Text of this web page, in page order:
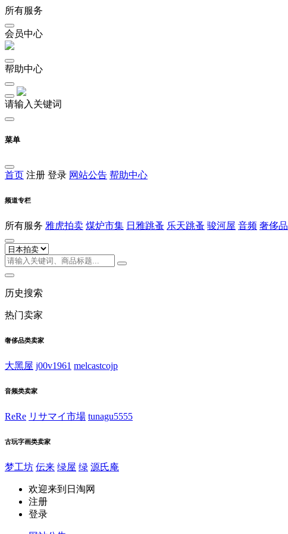
所有服务
会员中心
帮助中心
请输入关键词
菜单
首页 注册 登录 网站公告 帮助中心
频道专栏
所有服务 雅虎拍卖 煤炉市集 日雅跳蚤 乐天跳蚤 骏河屋 音频 奢侈品
历史搜索
热门卖家
奢侈品类卖家
大黑屋 j00v1961 melcastcojp
音频类卖家
ReRe リサマイ市場 tunagu5555
古玩字画类卖家
梦工坊 伝来 绿屋 绿 源氏庵
欢迎来到日淘网
注册
登录